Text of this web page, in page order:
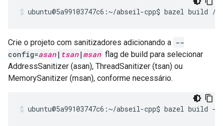
ubuntu@5a99103747c6:~/abseil-cpp$ bazel build //
Crie o projeto com sanitizadores adicionando a --
config=asan | tsan |msan flag de build para selecionar
AddressSanitizer (asan), ThreadSanitizer (tsan) ou
MemorySanitizer (msan), conforme necessário.
ubuntu@5a99103747c6:~/abseil-cpp$ bazel build --